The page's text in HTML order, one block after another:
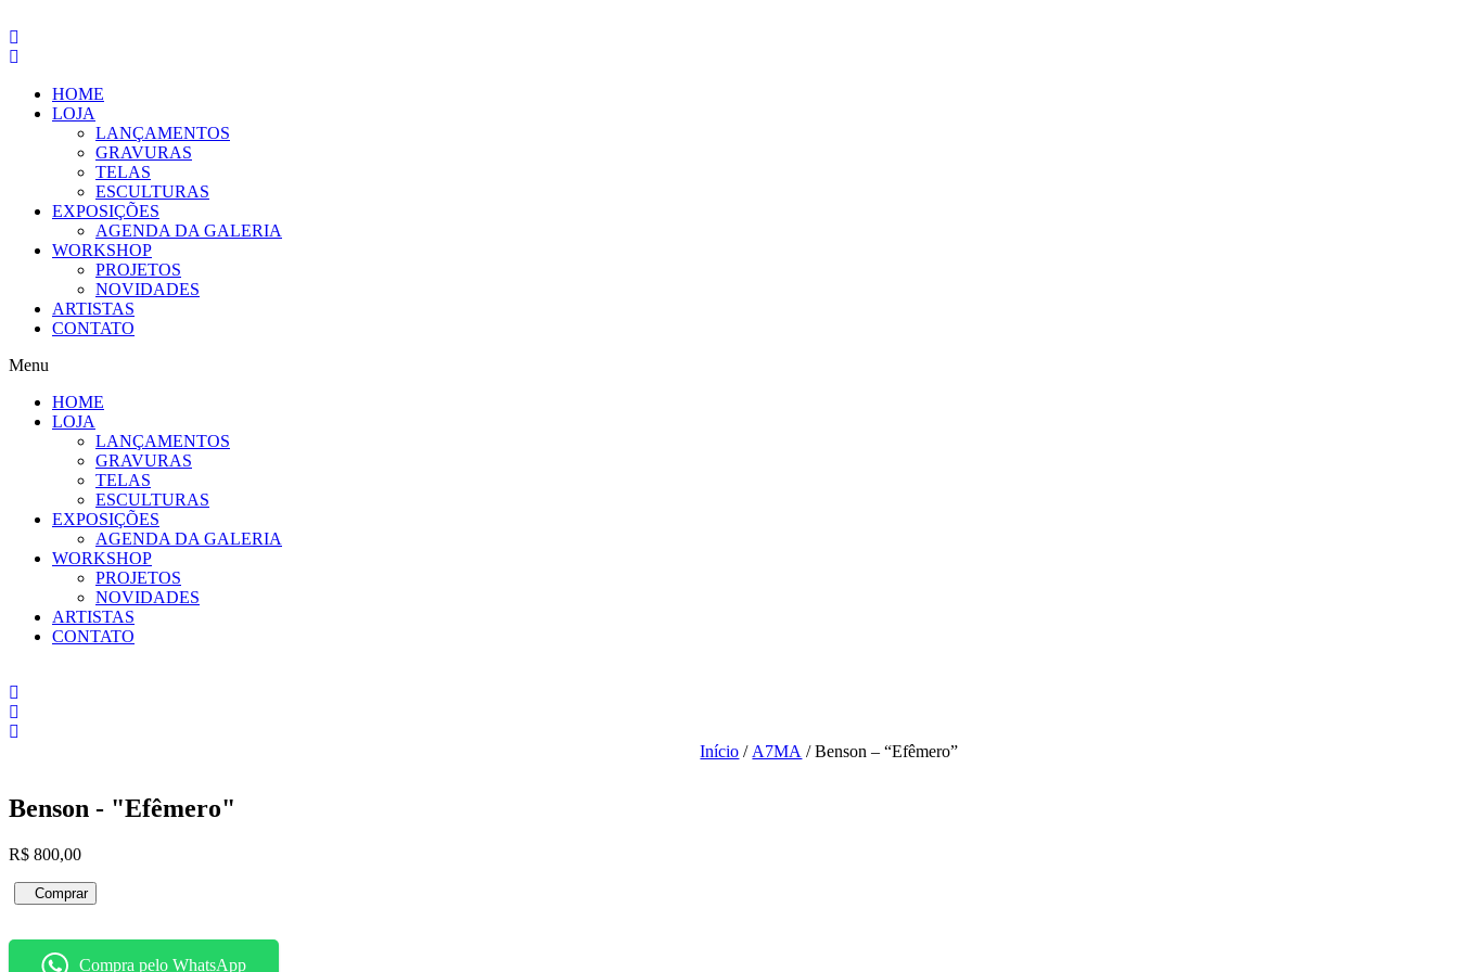
para
o
HOME
LOJA
LANÇAMENTOS
GRAVURAS
TELAS
ESCULTURAS
EXPOSIÇÕES
AGENDA DA GALERIA
WORKSHOP
PROJETOS
NOVIDADES
ARTISTAS
CONTATO
Menu
HOME
LOJA
LANÇAMENTOS
GRAVURAS
TELAS
ESCULTURAS
EXPOSIÇÕES
AGENDA DA GALERIA
WORKSHOP
PROJETOS
NOVIDADES
ARTISTAS
CONTATO
Início / A7MA / Benson – “Efêmero”
Benson - "Efêmero"
R$ 800,00
Benson
quantidade
Comprar
Compra pelo WhatsApp